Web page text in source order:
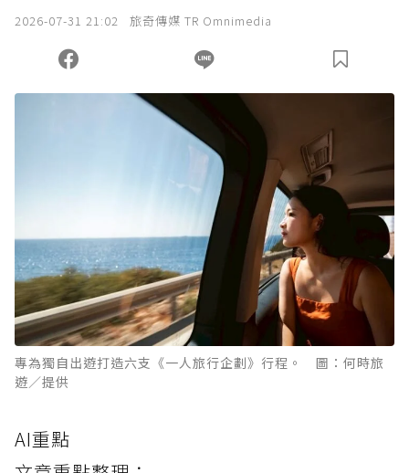
您當前剩餘 U 利點數：0點；前往 購買點數
2026-07-31 21:02 旅奇傳媒 TR Omnimedia
專為獨自出遊打造六支《一人旅行企劃》行程。 圖：何時旅
遊／提供
AI重點